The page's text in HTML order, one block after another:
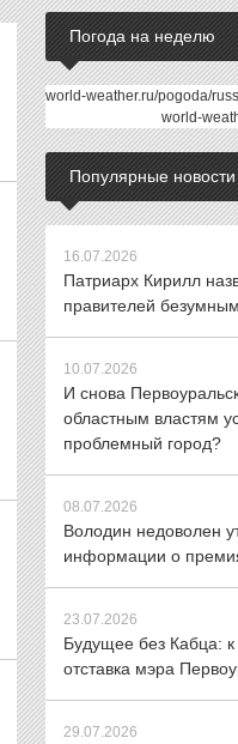
Погода на неделю
world-
Популярные новости
16.07.2026
Патриарх Кирилл
правителей
10.07.2026
И снова
областным властям
проблемный город?
08.07.2026
Володин недоволен
информации о
23.07.2026
Будущее без Кабца:
отставка мэра
29.07.2026